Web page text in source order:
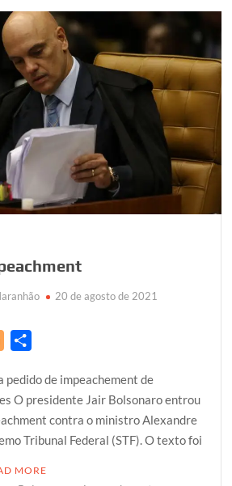
20 de agosto de 2021
o
g
g
e
r
a
r
e
pedido de impeachement de
O presidente Jair Bolsonaro entrou
contra o ministro Alexandre
Tribunal Federal (STF). O texto foi
MORE